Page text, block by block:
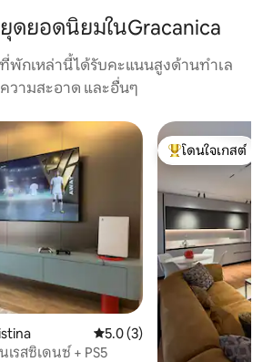
ยอดนิยมในGracanica
พักเหล่านี้ได้รับคะแนนสูงด้านทำเล
ความสะอาด และอื่นๆ
คะแนนเฉลี่ย 5.0 จาก 5, 3 รีวิว
5.0 (3)
รสซิเดนซ์ + PS5
โดนใจเกสต์ที่สุด
โดนใจเกสต์